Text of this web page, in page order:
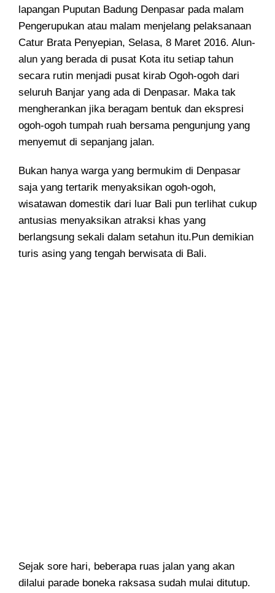
lapangan Puputan Badung Denpasar pada malam
Pengerupukan atau malam menjelang pelaksanaan
Catur Brata Penyepian, Selasa, 8 Maret 2016. Alun-
alun yang berada di pusat Kota itu setiap tahun
secara rutin menjadi pusat kirab Ogoh-ogoh dari
seluruh Banjar yang ada di Denpasar. Maka tak
mengherankan jika beragam bentuk dan ekspresi
ogoh-ogoh tumpah ruah bersama pengunjung yang
menyemut di sepanjang jalan.
Bukan hanya warga yang bermukim di Denpasar
saja yang tertarik menyaksikan ogoh-ogoh,
wisatawan domestik dari luar Bali pun terlihat cukup
antusias menyaksikan atraksi khas yang
berlangsung sekali dalam setahun itu.Pun demikian
turis asing yang tengah berwisata di Bali.
Sejak sore hari, beberapa ruas jalan yang akan
dilalui parade boneka raksasa sudah mulai ditutup.